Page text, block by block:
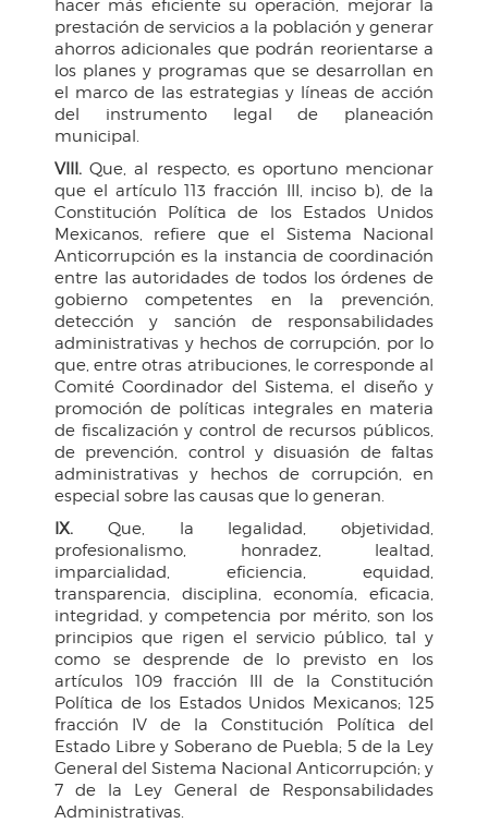
hacer más eficiente su operación, mejorar la
prestación de servicios a la población y generar
ahorros adicionales que podrán reorientarse a
los planes y programas que se desarrollan en
el marco de las estrategias y líneas de acción
del instrumento legal de planeación
municipal.
VIII. Que, al respecto, es oportuno mencionar
que el artículo 113 fracción III, inciso b), de la
Constitución Política de los Estados Unidos
Mexicanos, refiere que el Sistema Nacional
Anticorrupción es la instancia de coordinación
entre las autoridades de todos los órdenes de
gobierno competentes en la prevención,
detección y sanción de responsabilidades
administrativas y hechos de corrupción, por lo
que, entre otras atribuciones, le corresponde al
Comité Coordinador del Sistema, el diseño y
promoción de políticas integrales en materia
de fiscalización y control de recursos públicos,
de prevención, control y disuasión de faltas
administrativas y hechos de corrupción, en
especial sobre las causas que lo generan.
IX. Que, la legalidad, objetividad,
profesionalismo, honradez, lealtad,
imparcialidad, eficiencia, equidad,
transparencia, disciplina, economía, eficacia,
integridad, y competencia por mérito, son los
principios que rigen el servicio público, tal y
como se desprende de lo previsto en los
artículos 109 fracción III de la Constitución
Política de los Estados Unidos Mexicanos; 125
fracción IV de la Constitución Política del
Estado Libre y Soberano de Puebla; 5 de la Ley
General del Sistema Nacional Anticorrupción; y
7 de la Ley General de Responsabilidades
Administrativas.